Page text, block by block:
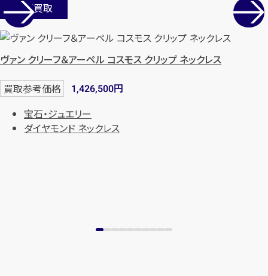
カンタン
店舗買取
ヴァン クリーフ＆アーペル コスモス クリップ ネックレス
買取参考価格 1,426,500円
宝石・ジュエリー
ダイヤモンド ネックレス